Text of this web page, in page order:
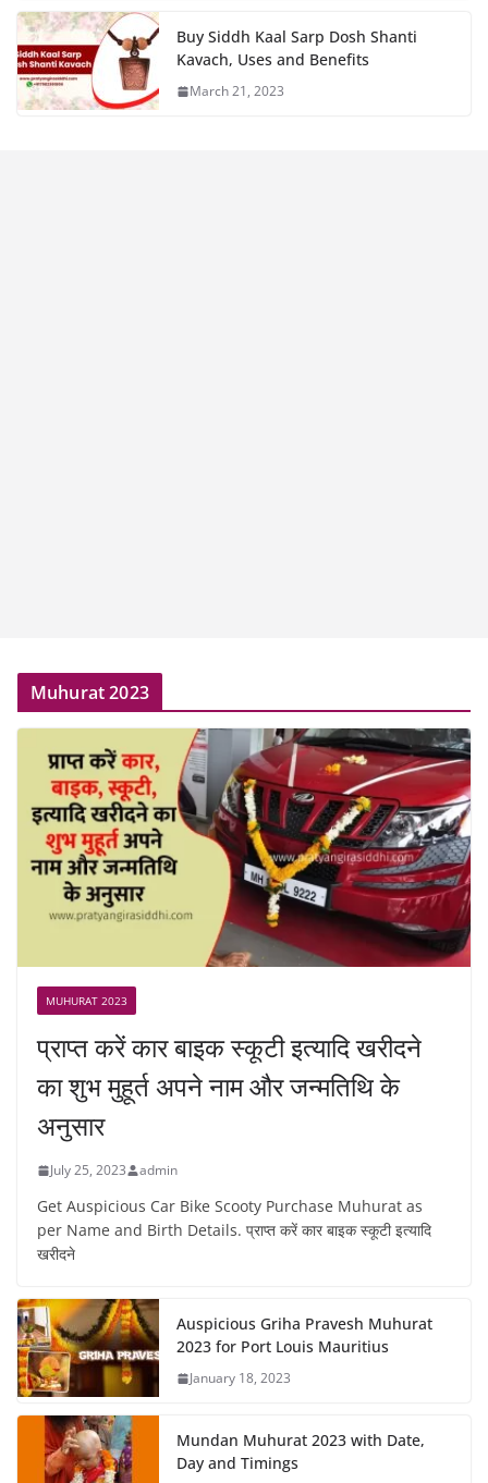
Buy Siddh Kaal Sarp Dosh Shanti
Kavach, Uses and Benefits
March 21, 2023
Muhurat 2023
MUHURAT 2023
प्राप्त करें कार बाइक स्कूटी इत्यादि खरीदने
का शुभ मुहूर्त अपने नाम और जन्मतिथि के
अनुसार
July 25, 2023 admin
Get Auspicious Car Bike Scooty Purchase Muhurat as
per Name and Birth Details. प्राप्त करें कार बाइक स्कूटी इत्यादि
खरीदने
Auspicious Griha Pravesh Muhurat
2023 for Port Louis Mauritius
January 18, 2023
Mundan Muhurat 2023 with Date,
Day and Timings